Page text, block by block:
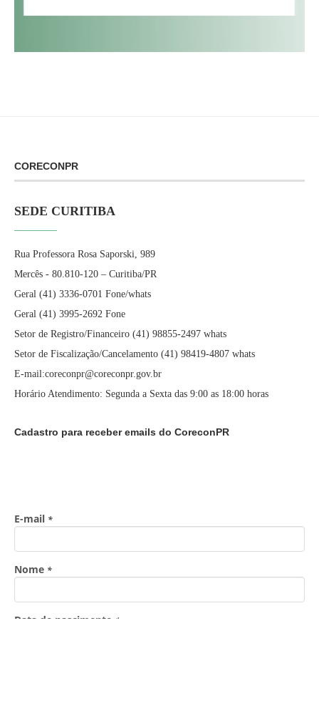
CORECONPR
SEDE CURITIBA
Rua Professora Rosa Saporski, 989
Mercês - 80.810-120 – Curitiba/PR
Geral (41) 3336-0701 Fone/whats
Geral (41) 3995-2692 Fone
Setor de Registro/Financeiro (41) 98855-2497 whats
Setor de Fiscalização/Cancelamento (41) 98419-4807 whats
E-mail:coreconpr@coreconpr.gov.br
Horário Atendimento: Segunda a Sexta das 9:00 as 18:00 horas
Cadastro para receber emails do CoreconPR